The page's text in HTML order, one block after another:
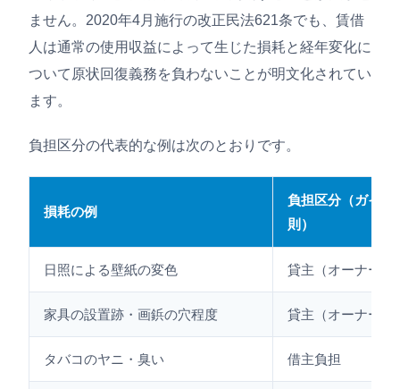
ません。2020年4月施行の改正民法621条でも、賃借
人は通常の使用収益によって生じた損耗と経年変化に
ついて原状回復義務を負わないことが明文化されてい
ます。
負担区分の代表的な例は次のとおりです。
損耗の例
負担区分（ガイド
則）
日照による壁紙の変色 貸主（オーナー）
家具の設置跡・画鋲の穴程度 貸主（オーナー）
タバコのヤニ・臭い 借主負担